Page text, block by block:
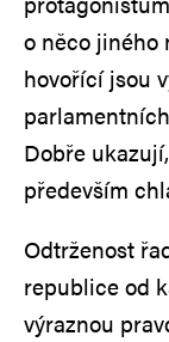
o něco jiného
hovořící jsou
Dobře
především
Odtrženost
republice od
výraznou